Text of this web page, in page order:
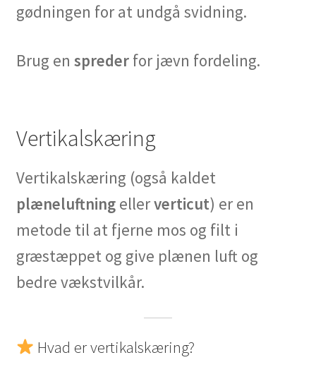
gødningen for at undgå svidning.
Brug en sprederfor jævn fordeling.
Vertikalskæring
Vertikalskæring (også kaldet
plæneluftningellerverticut) er en
metode til at fjerne mos og filt i
græstæppet og give plænen luft og
bedre vækstvilkår.
Hvad er vertikalskæring?